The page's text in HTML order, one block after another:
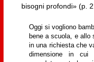
bisogni profondi» (p.
Oggi si vogliono
bene a scuola, e allo
in una richiesta che
dimensione in cui